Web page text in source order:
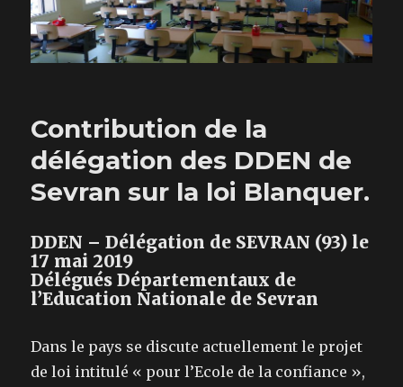
Contribution de la
délégation des DDEN de
Sevran sur la loi Blanquer.
DDEN – Délégation de SEVRAN (93) le
17 mai 2019
Délégués Départementaux de
l’Education Nationale de Sevran
Dans le pays se discute actuellement le projet
de loi intitulé « pour l’Ecole de la confiance »,